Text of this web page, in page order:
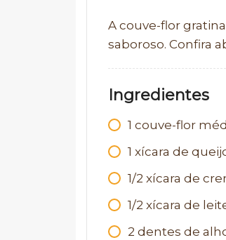
A couve-flor
saboroso. Confira
Ingredientes
1 couve-flor
1 xícara de
1/2 xícara de
1/2 xícara de
2 dentes de